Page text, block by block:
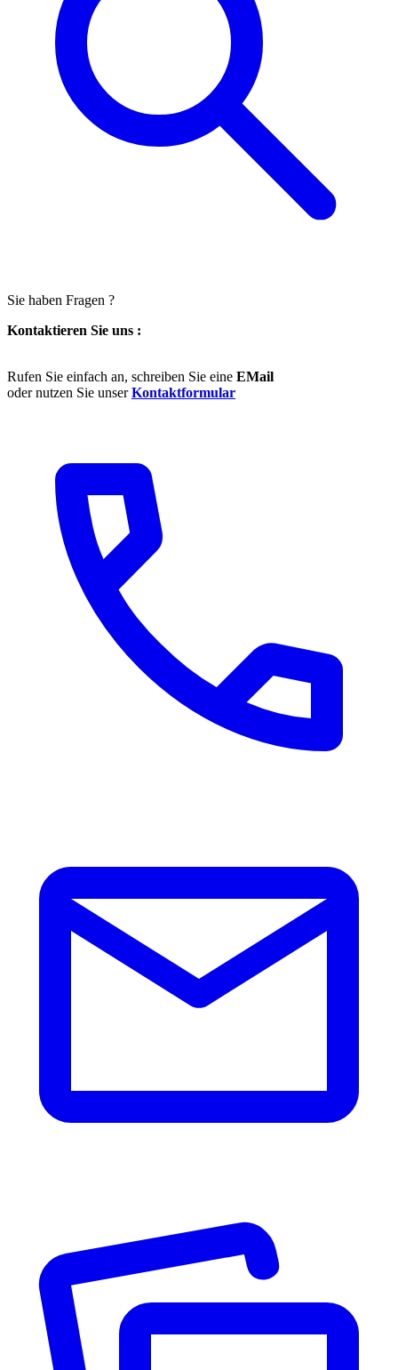
Sie haben Fragen ?
Kontaktieren Sie uns :
Rufen Sie einfach an, schreiben Sie eine EMail
oder nutzen Sie unserKontaktformular